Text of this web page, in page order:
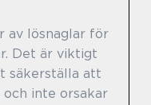
av lösnaglar för
Det är viktigt
säkerställa att
inte orsakar